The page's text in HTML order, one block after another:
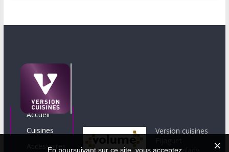
Accueil
Cuisines
Accessoires
Version cuisines
En poursuivant sur ce site, vous acceptez